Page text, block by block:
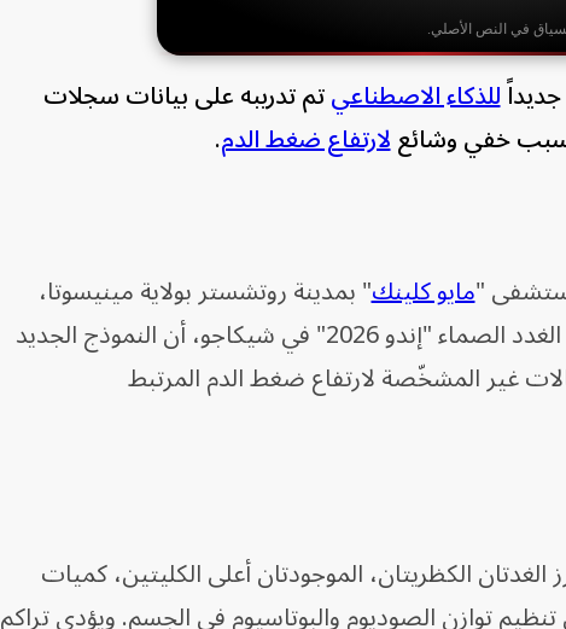
في النص الأصلي.
للذكاء الاصطناعيتم تدريبه على بيانات سجلات
لارتفاع ضغط الدم.
"مايو كلينك" بمدينة روتشستر بولاية مينيسوتا،
والتي عُرضت خلال الاجتماع السنوي لجمعية الغدد الصماء "إندو 2026" في شيكاجو، أن النموذج الجديد
غير المشخّصة لارتفاع ضغط الدم المرتبط
الغدتان الكظريتان، الموجودتان أعلى الكليتين، كميات
توازن الصوديوم والبوتاسيوم في الجسم. ويؤدي تراكم